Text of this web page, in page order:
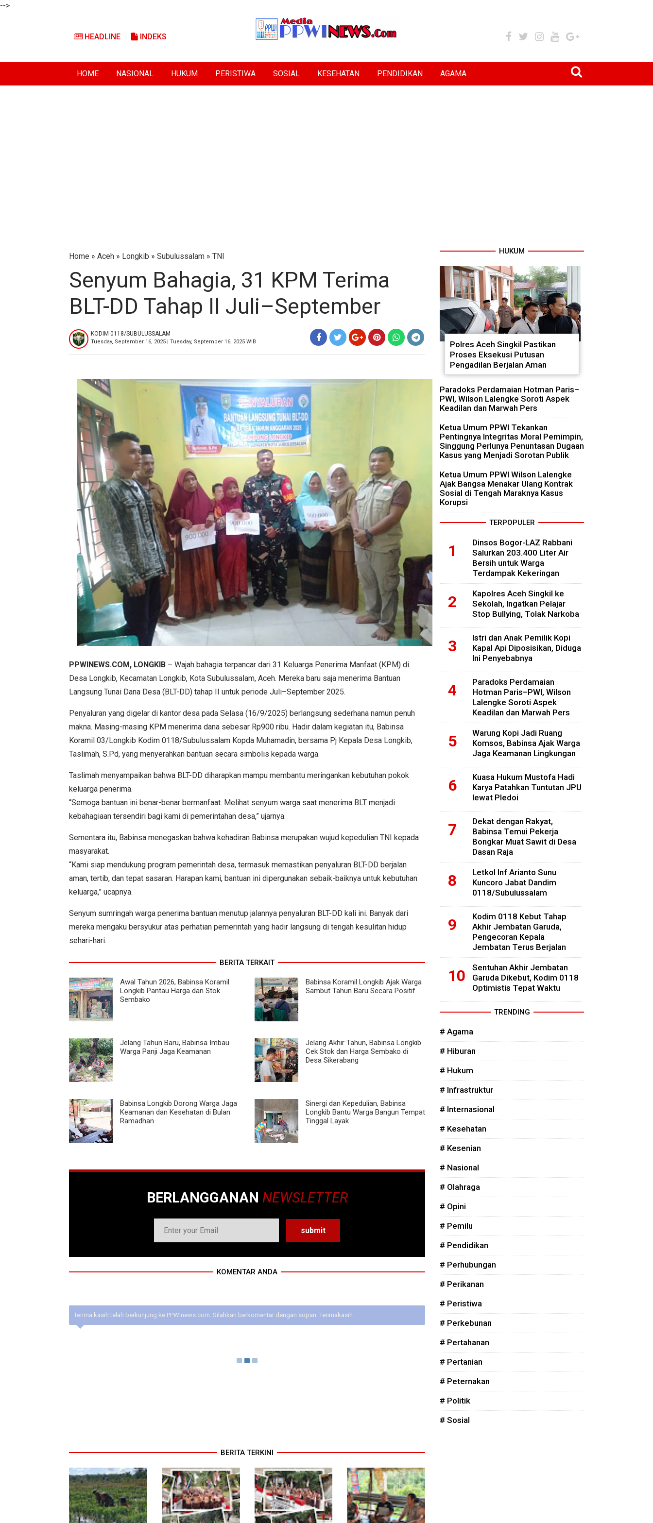
-->
HEADLINE INDEKS
HOME NASIONAL HUKUM PERISTIWA SOSIAL KESEHATAN PENDIDIKAN AGAMA
Home » Aceh » Longkib » Subulussalam » TNI
Senyum Bahagia, 31 KPM Terima
BLT-DD Tahap II Juli–September
KODIM 0118/SUBULUSSALAM
Tuesday, September 16, 2025 | Tuesday, September 16, 2025 WIB
PPWINEWS.COM, LONGKIB – Wajah bahagia terpancar dari 31 Keluarga Penerima Manfaat (KPM) di
Desa Longkib, Kecamatan Longkib, Kota Subulussalam, Aceh. Mereka baru saja menerima Bantuan
Langsung Tunai Dana Desa (BLT-DD) tahap II untuk periode Juli–September 2025.
Penyaluran yang digelar di kantor desa pada Selasa (16/9/2025) berlangsung sederhana namun penuh
makna. Masing-masing KPM menerima dana sebesar Rp900 ribu. Hadir dalam kegiatan itu, Babinsa
Koramil 03/Longkib Kodim 0118/Subulussalam Kopda Muhamadin, bersama Pj Kepala Desa Longkib,
Taslimah, S.Pd, yang menyerahkan bantuan secara simbolis kepada warga.
Taslimah menyampaikan bahwa BLT-DD diharapkan mampu membantu meringankan kebutuhan pokok
keluarga penerima.
“Semoga bantuan ini benar-benar bermanfaat. Melihat senyum warga saat menerima BLT menjadi
kebahagiaan tersendiri bagi kami di pemerintahan desa,” ujarnya.
Sementara itu, Babinsa menegaskan bahwa kehadiran Babinsa merupakan wujud kepedulian TNI kepada
masyarakat.
“Kami siap mendukung program pemerintah desa, termasuk memastikan penyaluran BLT-DD berjalan
aman, tertib, dan tepat sasaran. Harapan kami, bantuan ini dipergunakan sebaik-baiknya untuk kebutuhan
keluarga,” ucapnya.
Senyum sumringah warga penerima bantuan menutup jalannya penyaluran BLT-DD kali ini. Banyak dari
mereka mengaku bersyukur atas perhatian pemerintah yang hadir langsung di tengah kesulitan hidup
sehari-hari.
BERITA TERKAIT
Awal Tahun 2026, Babinsa Koramil
Longkib Pantau Harga dan Stok
Sembako
Babinsa Koramil Longkib Ajak Warga
Sambut Tahun Baru Secara Positif
Jelang Tahun Baru, Babinsa Imbau
Warga Panji Jaga Keamanan
Jelang Akhir Tahun, Babinsa Longkib
Cek Stok dan Harga Sembako di
Desa Sikerabang
Babinsa Longkib Dorong Warga Jaga
Keamanan dan Kesehatan di Bulan
Ramadhan
Sinergi dan Kepedulian, Babinsa
Longkib Bantu Warga Bangun Tempat
Tinggal Layak
BERLANGGANAN NEWSLETTER
KOMENTAR ANDA
Terima kasih telah berkunjung ke PPWInews.com. Silahkan berkomentar dengan sopan. Terimakasih.
BERITA TERKINI
HUKUM
Polres Aceh Singkil Pastikan
Proses Eksekusi Putusan
Pengadilan Berjalan Aman
Paradoks Perdamaian Hotman Paris–
PWI, Wilson Lalengke Soroti Aspek
Keadilan dan Marwah Pers
Ketua Umum PPWI Tekankan
Pentingnya Integritas Moral Pemimpin,
Singgung Perlunya Penuntasan Dugaan
Kasus yang Menjadi Sorotan Publik
Ketua Umum PPWI Wilson Lalengke
Ajak Bangsa Menakar Ulang Kontrak
Sosial di Tengah Maraknya Kasus
Korupsi
TERPOPULER
Dinsos Bogor-LAZ Rabbani
Salurkan 203.400 Liter Air
Bersih untuk Warga
Terdampak Kekeringan
Kapolres Aceh Singkil ke
Sekolah, Ingatkan Pelajar
Stop Bullying, Tolak Narkoba
Istri dan Anak Pemilik Kopi
Kapal Api Diposisikan, Diduga
Ini Penyebabnya
Paradoks Perdamaian
Hotman Paris–PWI, Wilson
Lalengke Soroti Aspek
Keadilan dan Marwah Pers
Warung Kopi Jadi Ruang
Komsos, Babinsa Ajak Warga
Jaga Keamanan Lingkungan
Kuasa Hukum Mustofa Hadi
Karya Patahkan Tuntutan JPU
lewat Pledoi
Dekat dengan Rakyat,
Babinsa Temui Pekerja
Bongkar Muat Sawit di Desa
Dasan Raja
Letkol Inf Arianto Sunu
Kuncoro Jabat Dandim
0118/Subulussalam
Kodim 0118 Kebut Tahap
Akhir Jembatan Garuda,
Pengecoran Kepala
Jembatan Terus Berjalan
Sentuhan Akhir Jembatan
Garuda Dikebut, Kodim 0118
Optimistis Tepat Waktu
TRENDING
# Agama
# Hiburan
# Hukum
# Infrastruktur
# Internasional
# Kesehatan
# Kesenian
# Nasional
# Olahraga
# Opini
# Pemilu
# Pendidikan
# Perhubungan
# Perikanan
# Peristiwa
# Perkebunan
# Pertahanan
# Pertanian
# Peternakan
# Politik
# Sosial